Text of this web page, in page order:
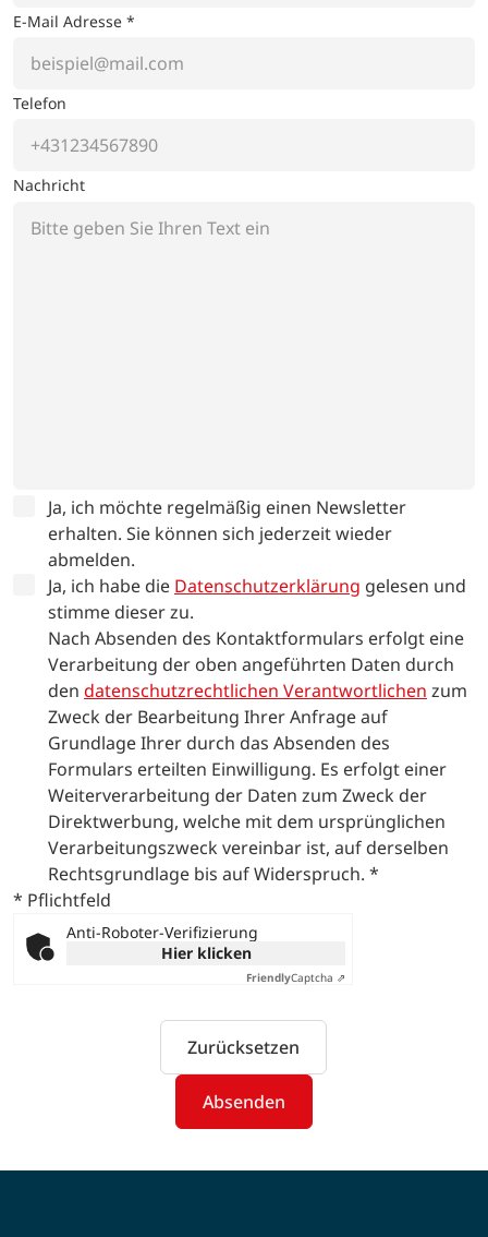
E-Mail Adresse *
Telefon
Nachricht
Ja, ich möchte regelmäßig einen Newsletter
erhalten. Sie können sich jederzeit wieder
abmelden.
Ja, ich habe die Datenschutzerklärung gelesen und
stimme dieser zu.
Nach Absenden des Kontaktformulars erfolgt eine
Verarbeitung der oben angeführten Daten durch
den datenschutzrechtlichen Verantwortlichen zum
Zweck der Bearbeitung Ihrer Anfrage auf
Grundlage Ihrer durch das Absenden des
Formulars erteilten Einwilligung. Es erfolgt einer
Weiterverarbeitung der Daten zum Zweck der
Direktwerbung, welche mit dem ursprünglichen
Verarbeitungszweck vereinbar ist, auf derselben
Rechtsgrundlage bis auf Widerspruch. *
* Pflichtfeld
Anti-Roboter-Verifizierung
Hier klicken
FriendlyCaptcha ⇗
Zurücksetzen
Absenden